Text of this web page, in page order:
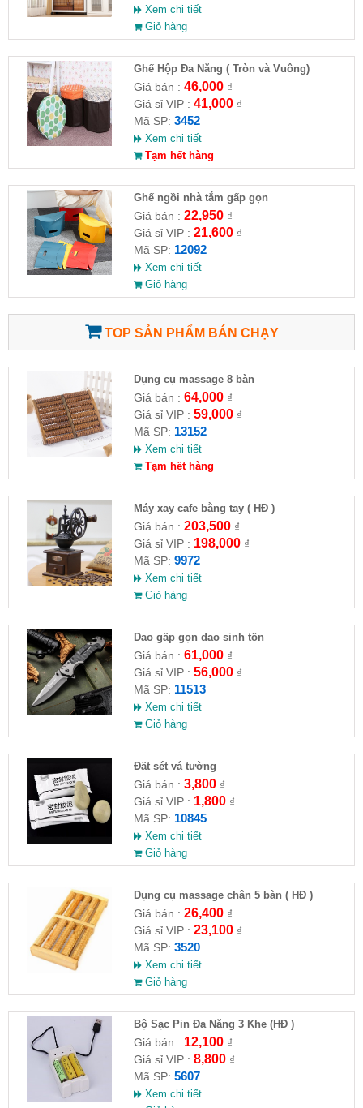
Xem chi tiết
Giỏ hàng
Ghế Hộp Đa Năng ( Tròn và Vuông)
Giá bán : 46,000₫
Giá sỉ VIP : 41,000₫
Mã SP: 3452
Xem chi tiết
Tạm hết hàng
Ghế ngồi nhà tắm gấp gọn
Giá bán : 22,950₫
Giá sỉ VIP : 21,600₫
Mã SP: 12092
Xem chi tiết
Giỏ hàng
TOP SẢN PHẨM BÁN CHẠY
Dụng cụ massage 8 bàn
Giá bán : 64,000₫
Giá sỉ VIP : 59,000₫
Mã SP: 13152
Xem chi tiết
Tạm hết hàng
Máy xay cafe bằng tay ( HĐ )
Giá bán : 203,500₫
Giá sỉ VIP : 198,000₫
Mã SP: 9972
Xem chi tiết
Giỏ hàng
Dao gấp gọn dao sinh tồn
Giá bán : 61,000₫
Giá sỉ VIP : 56,000₫
Mã SP: 11513
Xem chi tiết
Giỏ hàng
Đất sét vá tường
Giá bán : 3,800₫
Giá sỉ VIP : 1,800₫
Mã SP: 10845
Xem chi tiết
Giỏ hàng
Dụng cụ massage chân 5 bàn ( HĐ )
Giá bán : 26,400₫
Giá sỉ VIP : 23,100₫
Mã SP: 3520
Xem chi tiết
Giỏ hàng
Bộ Sạc Pin Đa Năng 3 Khe (HĐ )
Giá bán : 12,100₫
Giá sỉ VIP : 8,800₫
Mã SP: 5607
Xem chi tiết